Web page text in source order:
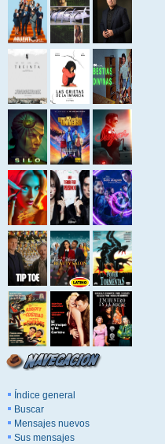
Índice general
Buscar
Mensajes nuevos
Sus mensajes